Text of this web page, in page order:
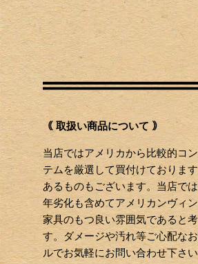
｟ 取扱い商品について ｠
当店ではアメリカから比較的コ
テムを厳選して買付けておりま
あるものもございます。当店で
年劣化も含めてアメリカンヴィ
家具のもつ良い雰囲気であると
す。ダメージや汚れ等ご心配な
ルでお気軽にお問い合わせ下さい